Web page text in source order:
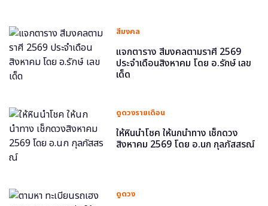
สีมงคล
แจกตาราง สีมงคลตามราศี 2569
ประจำเดือนสิงหาคม โดย อ.รักษ์ เลข
เด็ด
ดูดวงรายเดือน
ให้หินนำโชค ให้นกนำทาง เช็กดวง
สิงหาคม 2569 โดย อ.นก กุลภัสสรณ์
ดูดวง